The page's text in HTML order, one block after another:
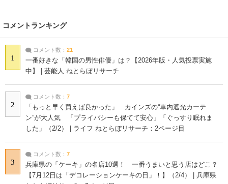
コメントランキング
1
コメント数： 21
一番好きな「韓国の男性俳優」は？【2026年版・人気投票実施
中】 | 芸能人 ねとらぼリサーチ
2
コメント数： 7
「もっと早く買えば良かった」 カインズの“車内遮光カーテ
ン”が大人気 「プライバシーも保てて安心」「ぐっすり眠れま
した」（2/2） | ライフ ねとらぼリサーチ：2ページ目
3
コメント数： 7
兵庫県の「ケーキ」の名店10選！ 一番うまいと思う店はどこ？
【7月12日は「デコレーションケーキの日」！】（2/4） | 兵庫県